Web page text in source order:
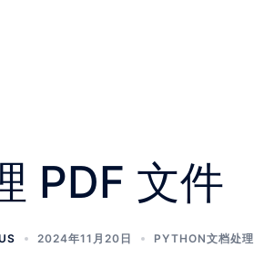
PDF 文件
2024年11月20日 PYTHON文档处理